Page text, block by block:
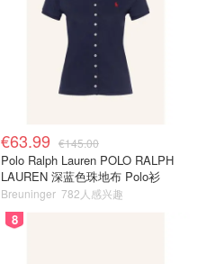
€63.99 €145.00
Polo Ralph Lauren POLO RALPH
LAUREN 深蓝色珠地布 Polo衫
Breuninger 782人感兴趣
8